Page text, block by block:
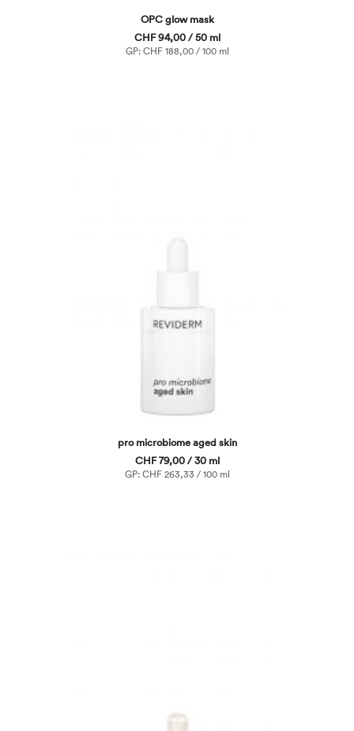
OPC glow mask
CHF 94,00 / 50 ml
GP: CHF 188,00 / 100 ml
pro microbiome aged skin
CHF 79,00 / 30 ml
GP: CHF 263,33 / 100 ml